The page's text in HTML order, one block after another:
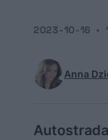
Anna
2023-10-16